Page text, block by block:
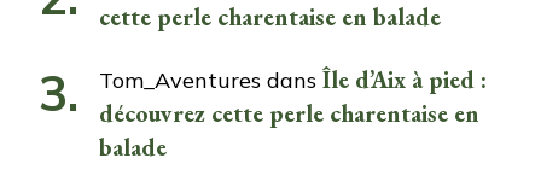
cette perle charentaise en balade
Tom_Aventures dans Île d’Aix à pied :
découvrez cette perle charentaise en
balade